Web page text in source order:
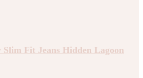
Fit Jeans Hidden Lagoon